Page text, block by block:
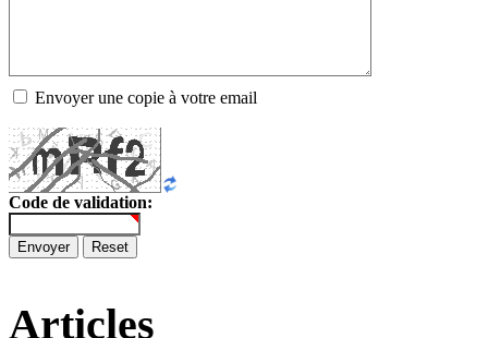
Envoyer une copie à votre email
Code de validation:
Envoyer Reset
Articles